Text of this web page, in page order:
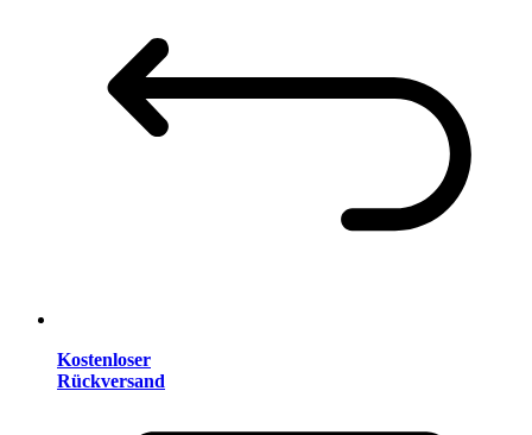
Kostenloser
Rückversand